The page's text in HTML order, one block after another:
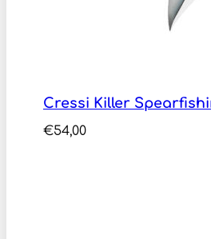
Cressi Killer
€54,00